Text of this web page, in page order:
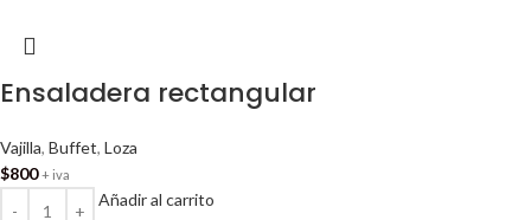
Ensaladera rectangular
Vajilla, Buffet, Loza
$800 + iva
Añadir al carrito